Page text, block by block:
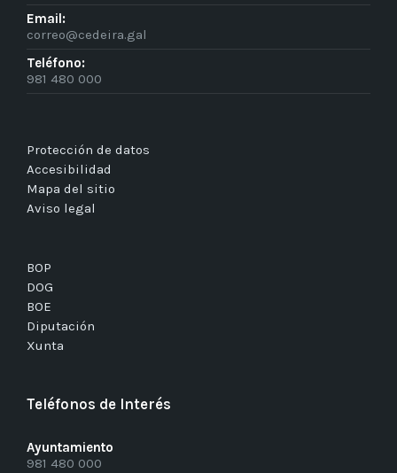
Email:
correo@cedeira.gal
Teléfono:
981 480 000
Protección de datos
Accesibilidad
Mapa del sitio
Aviso legal
BOP
DOG
BOE
Diputación
Xunta
Teléfonos de Interés
Ayuntamiento
981 480 000